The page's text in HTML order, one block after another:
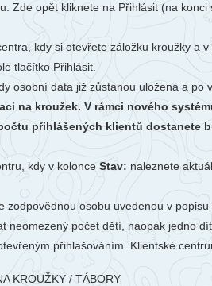
Zde opět kliknete na Přihlásit (na
kdy si otevřete záložku kroužky a
tlačítko Přihlásit.
osobní data již zůstanou uložená a po
na kroužek. V rámci nového
přihlášených klientů dostanete
kdy v kolonceStav: naleznete
osobu uvedenou v popisu
neomezený počet dětí, naopak jedno
přihlašováním. Klientské
KROUŽKY / TÁBORY